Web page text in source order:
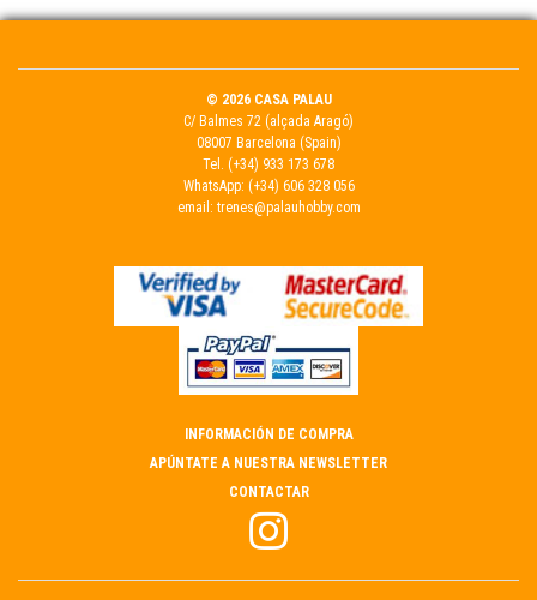
© 2026 CASA PALAU
C/ Balmes 72 (alçada Aragó)
08007 Barcelona (Spain)
Tel. (+34) 933 173 678
WhatsApp: (+34) 606 328 056
email: trenes@palauhobby.com
INFORMACIÓN DE COMPRA
APÚNTATE A NUESTRA NEWSLETTER
CONTACTAR